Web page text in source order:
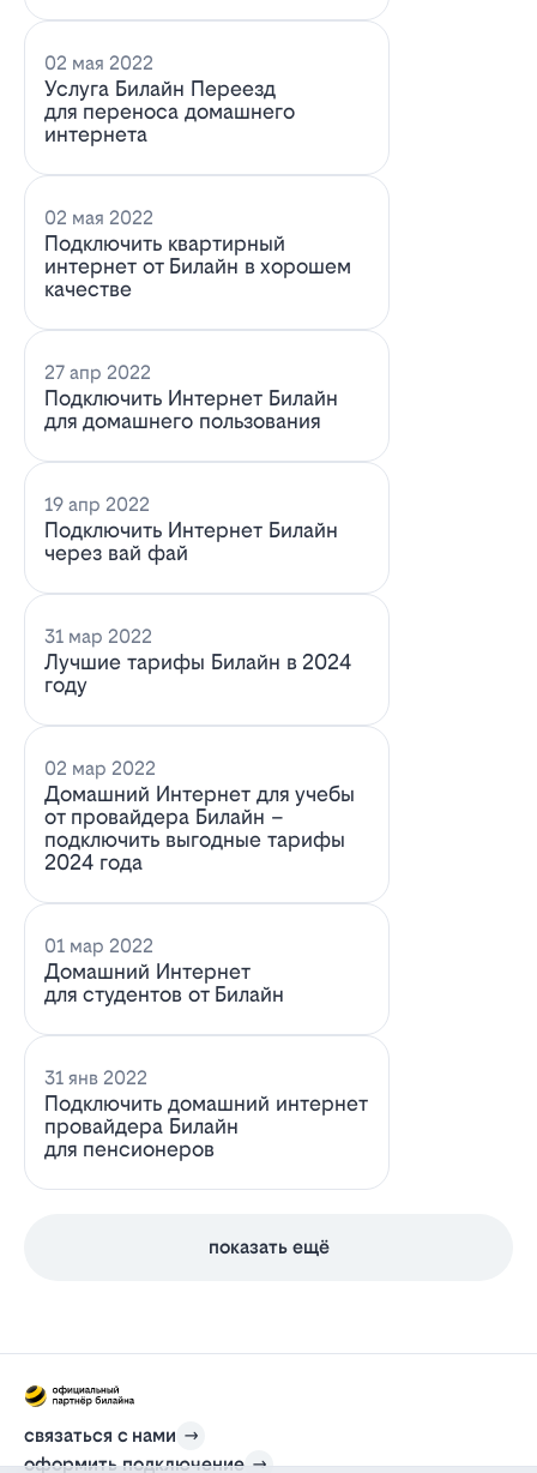
02 мая 2022
Услуга Билайн Переезд
для переноса домашнего
интернета
02 мая 2022
Подключить квартирный
интернет от Билайн в хорошем
качестве
27 апр 2022
Подключить Интернет Билайн
для домашнего пользования
19 апр 2022
Подключить Интернет Билайн
через вай фай
31 мар 2022
Лучшие тарифы Билайн в 2024
году
02 мар 2022
Домашний Интернет для учебы
от провайдера Билайн –
подключить выгодные тарифы
2024 года
01 мар 2022
Домашний Интернет
для студентов от Билайн
31 янв 2022
Подключить домашний интернет
провайдера Билайн
для пенсионеров
показать ещё
связаться с нами
оформить подключение